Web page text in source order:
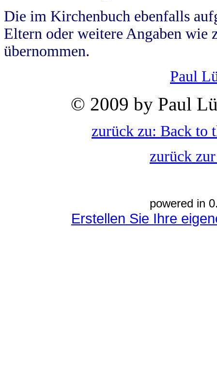
Die im Kirchenbuch ebenfalls
Eltern oder weitere Angaben wie
übernommen.
Paul
© 2009 by Paul
zurück zu: Back to
zurück
powered in
Erstellen Sie Ihre